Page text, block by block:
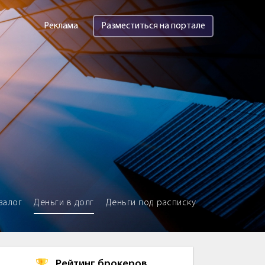
Реклама Разместиться на портале
Деньги в долг Деньги под расписку